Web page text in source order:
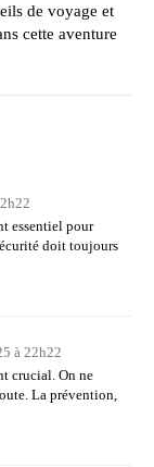
de voyage et
cette aventure
essentiel pour
doit toujours
à 22h22
crucial. On ne
La prévention,